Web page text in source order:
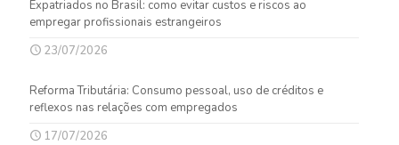
Expatriados no Brasil: como evitar custos e riscos ao
empregar profissionais estrangeiros
23/07/2026
Reforma Tributária: Consumo pessoal, uso de créditos e
reflexos nas relações com empregados
17/07/2026